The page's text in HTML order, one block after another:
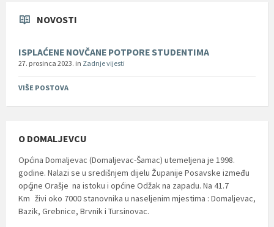
NOVOSTI
ISPLAĆENE NOVČANE POTPORE STUDENTIMA
27. prosinca 2023. in Zadnje vijesti
VIŠE POSTOVA
O DOMALJEVCU
Općina Domaljevac (Domaljevac-Šamac) utemeljena je 1998.
godine. Nalazi se u središnjem dijelu Županije Posavske između
općine Orašje na istoku i općine Odžak na zapadu. Na 41.7
Km
2
živi oko 7000 stanovnika u naseljenim mjestima : Domaljevac,
Bazik, Grebnice, Brvnik i Tursinovac.